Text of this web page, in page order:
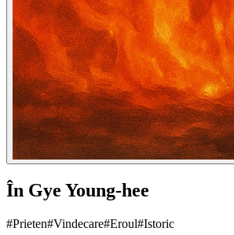
În Gye Young-hee
#Prieten#Vindecare#Eroul#Istoric